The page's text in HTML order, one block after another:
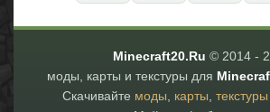
Minecraft20.Ru © 2014 -
моды, карты и текстуры для
Скачивайте моды карты текстуры